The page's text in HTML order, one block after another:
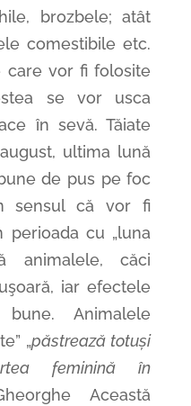
brozbele; atât
comestibile etc.
care vor fi folosite
se vor usca
în sevă. Tăiate
ultima lună
de pus pe foc
sensul că vor fi
perioada cu „luna
animalele, căci
iar efectele
Animalele
„păstrează totuși
feminină în
Această